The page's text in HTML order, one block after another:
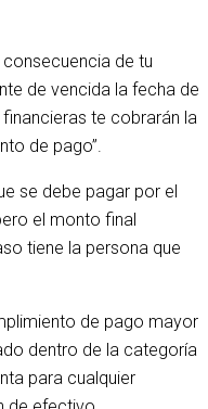
de tu
de vencida la fecha de
te cobrarán la
de pago”.
se debe pagar por el
el monto final
tiene la persona que
de pago mayor
dentro de la categoría
para cualquier